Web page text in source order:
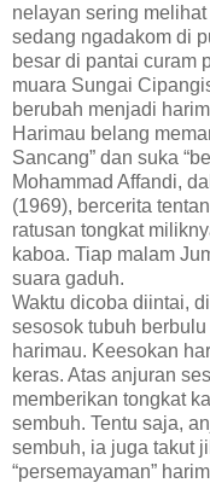
nelayan sering
sedang ngadakom di
besar di pantai curam
muara Sungai
berubah menjadi
Harimau belang
Sancang” dan suka
Mohammad Affandi,
(1969), bercerita
ratusan tongkat
kaboa. Tiap malam
suara gaduh.
Waktu dicoba diintai,
sesosok tubuh
harimau. Keesokan
keras. Atas anjuran
memberikan tongkat
sembuh. Tentu saja,
sembuh, ia juga takut
“persemayaman”